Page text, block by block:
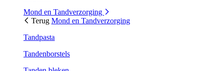
Mond en Tandverzorging
Terug Mond en Tandverzorging
Tandpasta
Tandenborstels